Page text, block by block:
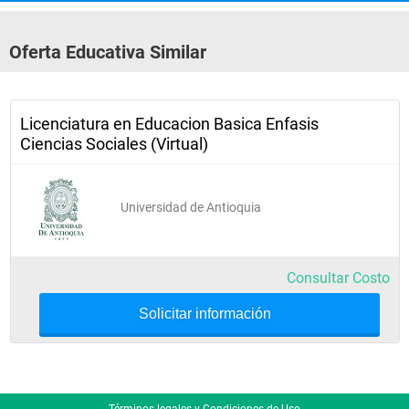
Bioestadística
Medio ambiente y desarrollo
Didáctica de las ciencias naturales
Proyecto y práctica pedagógica investigativa: anteproyecto
Inglés III
Semestre 5
Biología molecular
Oferta Educativa Similar
Licenciatura en Educacion Basica Enfasis
Ciencias Sociales (Virtual)
Universidad de Antioquia
Consultar Costo
Solicitar información